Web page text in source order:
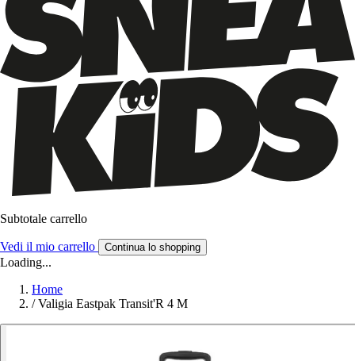
Subtotale carrello
Vedi il mio carrello Continua lo shopping
Loading...
Home
/ Valigia Eastpak Transit'R 4 M